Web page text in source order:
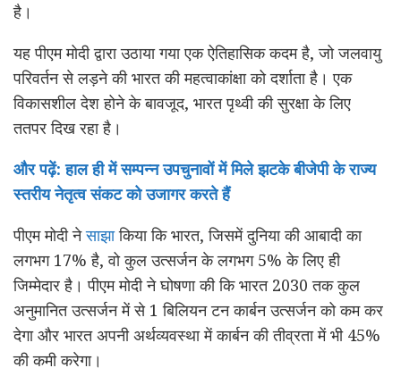
है।
यह पीएम मोदी द्वारा उठाया गया एक ऐतिहासिक कदम है, जो जलवायु
परिवर्तन से लड़ने की भारत की महत्वाकांक्षा को दर्शाता है। एक
विकासशील देश होने के बावजूद, भारत पृथ्वी की सुरक्षा के लिए
ततपर दिख रहा है।
और पढ़ें: हाल ही में सम्पन्न उपचुनावों में मिले झटके बीजेपी के राज्य
स्तरीय नेतृत्व संकट को उजागर करते हैं
पीएम मोदी नेसाझाकिया कि भारत, जिसमें दुनिया की आबादी का
लगभग 17% है, वो कुल उत्सर्जन के लगभग 5% के लिए ही
जिम्मेदार है। पीएम मोदी ने घोषणा की कि भारत 2030 तक कुल
अनुमानित उत्सर्जन में से 1 बिलियन टन कार्बन उत्सर्जन को कम कर
देगा और भारत अपनी अर्थव्यवस्था में कार्बन की तीव्रता में भी 45%
की कमी करेगा।